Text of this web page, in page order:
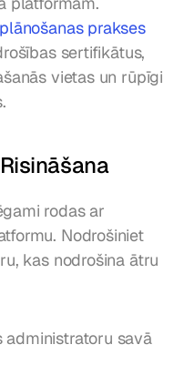
prakses
sertifikātus,
vietas un rūpīgi
rodas ar
Nodrošiniet
kas nodrošina ātru
administratoru savā